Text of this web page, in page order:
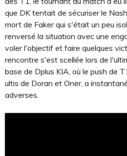
que DK tentait de sécuriser le
mort de Faker qui s'était un peu
renversé la situation avec une
voler l'objectif et faire quelques
rencontre s'est scellée lors de
base de Dplus KIA, où le push de
ultis de Doran et Oner, a
adverses.